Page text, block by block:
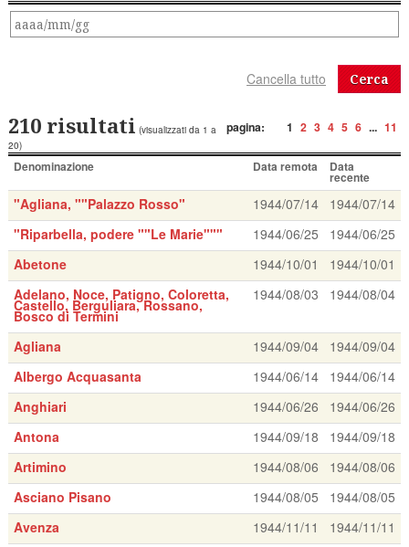
Cerca
pagina: 1 2 3 4 5 6 ... 11
210 risultati (visualizzati da 1 a
20)
Denominazione Data remota Data
recente
"Agliana, ""Palazzo Rosso" 1944/07/14
1944/07/14
"Riparbella, podere ""Le Marie"""
1944/06/25
1944/06/25
Abetone
1944/10/01
1944/10/01
Adelano, Noce, Patigno, Coloretta,
Castello, Berguliara, Rossano,
Bosco di Termini
1944/08/03 1944/08/04
Agliana 1944/09/04
1944/09/04
Albergo Acquasanta
1944/06/14
1944/06/14
Anghiari
1944/06/26
1944/06/26
Antona
1944/09/18
1944/09/18
Artimino
1944/08/06
1944/08/06
Asciano Pisano
1944/08/05
1944/08/05
Avenza
1944/11/11
1944/11/11